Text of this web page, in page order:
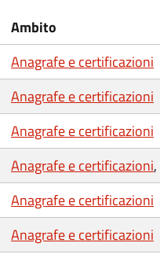
Ambito
Anagrafe e certificazioni
Anagrafe e certificazioni
Anagrafe e certificazioni
Anagrafe e certificazioni,
Anagrafe e certificazioni
Anagrafe e certificazioni